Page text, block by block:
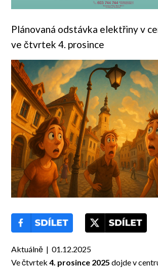
Plánovaná odstávka elektřiny v
ve čtvrtek 4. prosince
Aktuálně | 01.12.2025
Ve čtvrtek4. prosince 2025 dojde v